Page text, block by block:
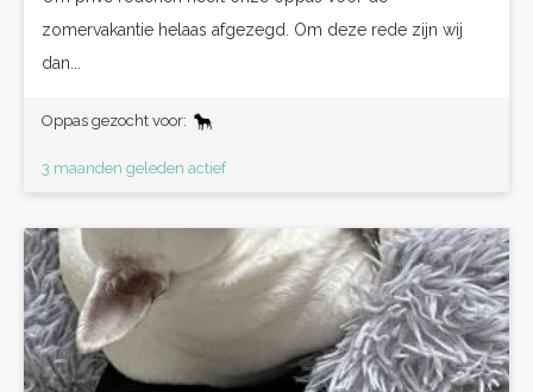
zomervakantie helaas afgezegd. Om deze rede zijn wij
dan...
Oppas gezocht voor:
3 maanden geleden actief